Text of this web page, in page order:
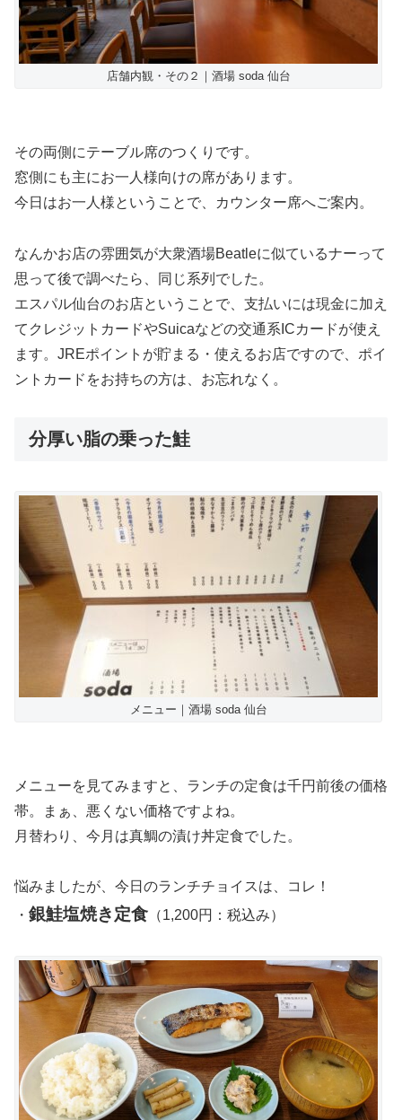
店舗内観・その２｜酒場 soda 仙台
その両側にテーブル席のつくりです。
窓側にも主にお一人様向けの席があります。
今日はお一人様ということで、カウンター席へご案内。
なんかお店の雰囲気が大衆酒場Beatleに似ているナーって
思って後で調べたら、同じ系列でした。
エスパル仙台のお店ということで、支払いには現金に加え
てクレジットカードやSuicaなどの交通系ICカードが使え
ます。JREポイントが貯まる・使えるお店ですので、ポイ
ントカードをお持ちの方は、お忘れなく。
分厚い脂の乗った鮭
メニュー｜酒場 soda 仙台
メニューを見てみますと、ランチの定食は千円前後の価格
帯。まぁ、悪くない価格ですよね。
月替わり、今月は真鯛の漬け丼定食でした。
悩みましたが、今日のランチチョイスは、コレ！
・ 銀鮭塩焼き定食 （1,200円：税込み）